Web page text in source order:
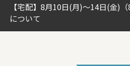
【宅配】8月10日(月)～14日(金)
について